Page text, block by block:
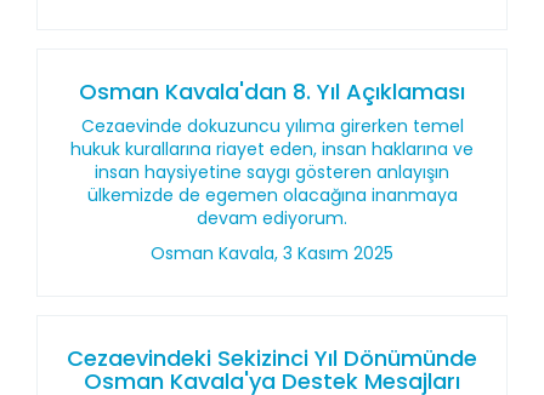
Osman Kavala'dan 8. Yıl Açıklaması
Cezaevinde dokuzuncu yılıma girerken temel
hukuk kurallarına riayet eden, insan haklarına ve
insan haysiyetine saygı gösteren anlayışın
ülkemizde de egemen olacağına inanmaya
devam ediyorum.
Osman Kavala, 3 Kasım 2025
Cezaevindeki Sekizinci Yıl Dönümünde
Osman Kavala'ya Destek Mesajları